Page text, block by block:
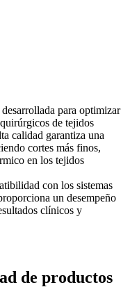
para optimizar
de tejidos
calidad garantiza una
cortes más finos,
en los tejidos
con los sistemas
un desempeño
clínicos y
de productos